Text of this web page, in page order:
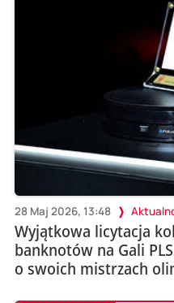
28 Maj 2026, 13:48
Wyjątkowa licytacja
banknotów na Gali
o swoich mistrzach